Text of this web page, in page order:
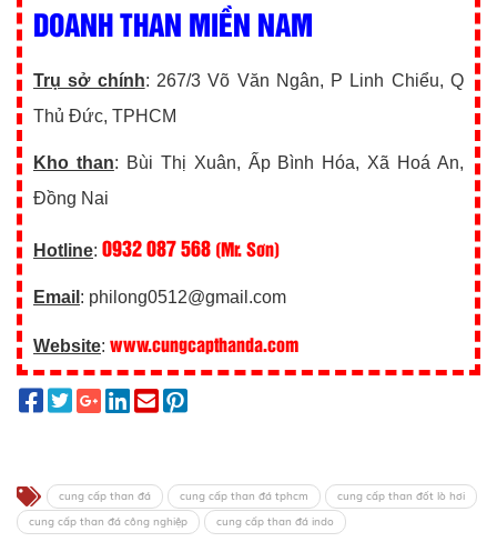
DOANH THAN MIỀN NAM
Trụ sở chính: 267/3 Võ Văn Ngân, P Linh Chiểu, Q
Thủ Đức, TPHCM
Kho than: Bùi Thị Xuân, Ấp Bình Hóa, Xã Hoá An,
Đồng Nai
Hotline: 0932 087 568 (Mr. Sơn)
Email : philong0512@gmail.com
Website: www.cungcapthanda.com
cung cấp than đá cung cấp than đá tphcm
cung cấp than đốt lò hơi
cung cấp than đá công nghiệp
cung cấp than đá indo